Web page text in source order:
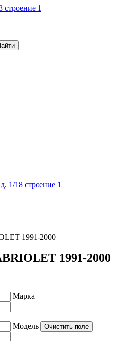
строение 1
1/18 строение 1
1991-2000
1991-2000
Марка
Модель
Очистить поле